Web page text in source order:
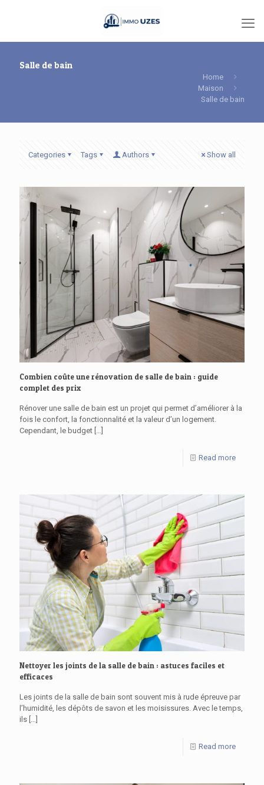
Salle de bain
Home
Maison
Salle de bain
Categories Tags Authors Show all
Combien coûte une rénovation de salle de bain : guide
complet des prix
Rénover une salle de bain est un projet qui permet d’améliorer à la
fois le confort, la fonctionnalité et la valeur d’un logement.
Cependant, le budget […]
Read more
Nettoyer les joints de la salle de bain : astuces faciles et
efficaces
Les joints de la salle de bain sont souvent mis à rude épreuve par
l’humidité, les dépôts de savon et les moisissures. Avec le temps,
ils
Read more